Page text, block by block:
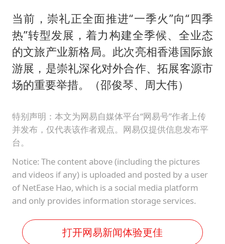
当前，崇礼正全面推进“一季火”向“四季
热”转型发展，着力构建全季候、全业态
的文旅产业新格局。此次亮相香港国际旅
游展，是崇礼深化对外合作、拓展客源市
场的重要举措。（邵俊琴、周大伟）
特别声明：本文为网易自媒体平台“网易号”作者上传
并发布，仅代表该作者观点。网易仅提供信息发布平
台。
Notice: The content above (including the pictures
and videos if any) is uploaded and posted by a user
of NetEase Hao, which is a social media platform
and only provides information storage services.
打开网易新闻体验更佳